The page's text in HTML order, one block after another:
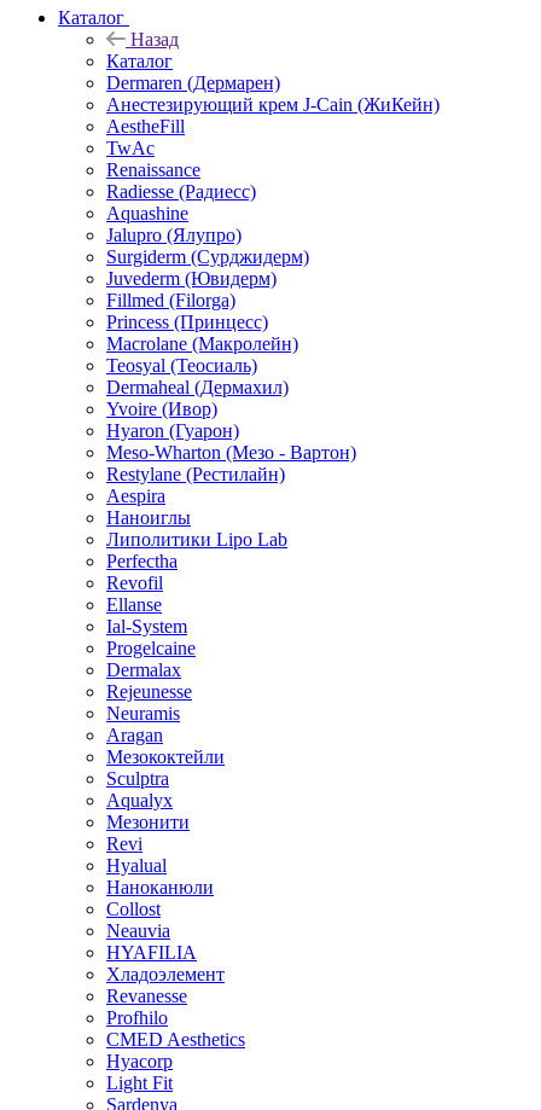
Каталог
Назад
Каталог
Dermaren (Дермарен)
Анестезирующий крем J-Cain (ЖиКейн)
AestheFill
TwAc
Renaissance
Radiesse (Радиесс)
Aquashine
Jalupro (Ялупро)
Surgiderm (Сурджидерм)
Juvederm (Ювидерм)
Fillmed (Filorga)
Princess (Принцесс)
Macrolane (Макролейн)
Teosyal (Теосиаль)
Dermaheal (Дермахил)
Yvoire (Ивор)
Hyaron (Гуарон)
Meso-Wharton (Мезо - Вартон)
Restylane (Рестилайн)
Aespira
Наноиглы
Липолитики Lipo Lab
Perfectha
Revofil
Ellanse
Ial-System
Progelcaine
Dermalax
Rejeunesse
Neuramis
Aragan
Мезококтейли
Sculptra
Aqualyx
Мезонити
Revi
Hyalual
Наноканюли
Collost
Neauvia
HYAFILIA
Хладоэлемент
Revanesse
Profhilo
CMED Aesthetics
Hyacorp
Light Fit
Sardenya